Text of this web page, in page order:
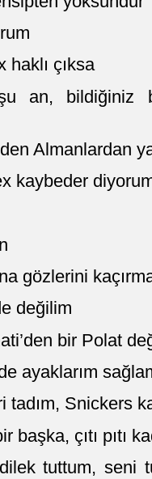
haklı çıksa
an, bildiğiniz
Almanlardan
kaybeder
gözlerini
değilim
bir Polat
ayaklarım
tadım, Snickers
başka, çıtı pıtı
tuttum, seni